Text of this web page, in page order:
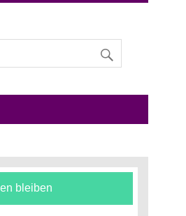
zu den Themen
bleiben